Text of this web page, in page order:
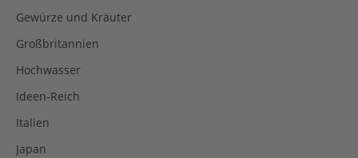
Gewürze und Kräuter
Großbritannien
Hochwasser
Ideen-Reich
Italien
Japan